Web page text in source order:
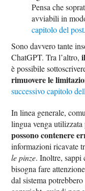
Pensa che
avviabili in
capitolo del post.
Sono davvero tante
ChatGPT. Tra l’altro,
è possibile
rimuovere le
successivo capitolo
In linea generale,
lingua venga
possono contenere
informazioni ricavate
le pinze. Inoltre,
bisogna fare
dal sistema